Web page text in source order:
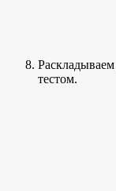
тестом.